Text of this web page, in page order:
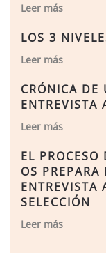
Leer más
LOS 3
Leer más
CRÓNICA DE
ENTREVISTA
Leer más
EL PROCESO
OS PREPARA
ENTREVISTA
SELECCIÓN
Leer más